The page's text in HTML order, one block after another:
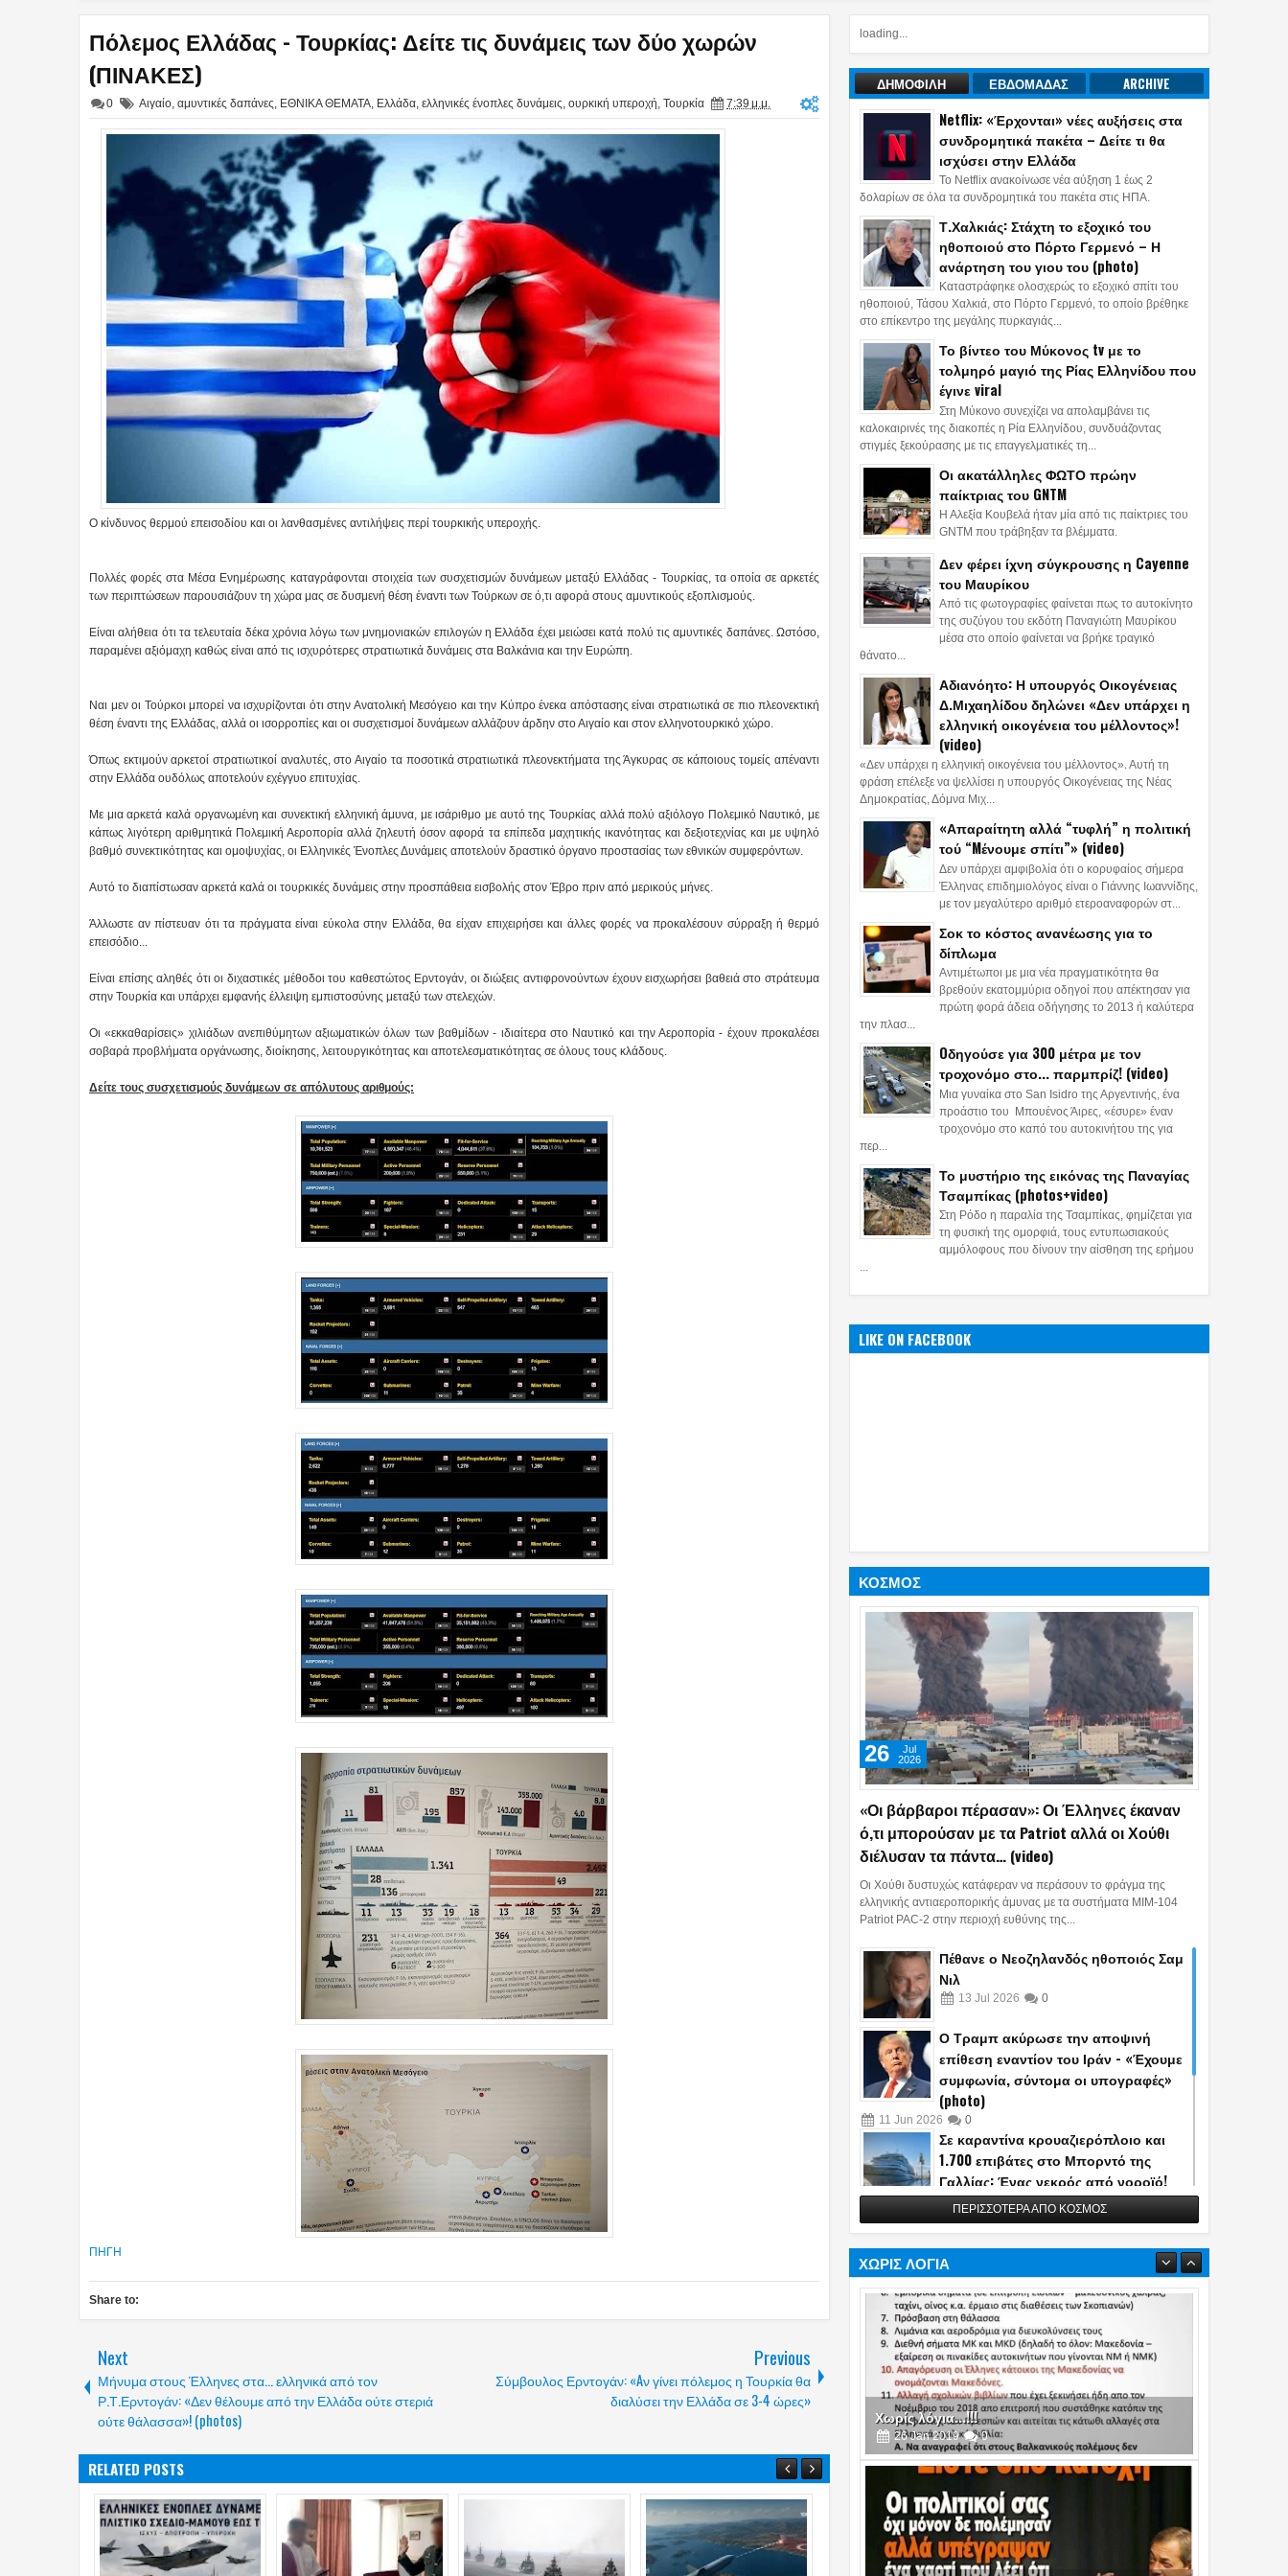
Πόλεμος Ελλάδας - Τουρκίας: Δείτε τις δυνάμεις των δύο χωρών
(ΠΙΝΑΚΕΣ)
0 Αιγαίο αμυντικές δαπάνες ΕΘΝΙΚΑ ΘΕΜΑΤΑ Ελλάδα ελληνικές ένοπλες δυνάμεις ουρκική υπεροχή Τουρκία 7:39 μ.μ.
Ο κίνδυνος θερμού επεισοδίου και οι λανθασμένες αντιλήψεις περί τουρκικής υπεροχής.
Πολλές φορές στα Μέσα Ενημέρωσης καταγράφονται στοιχεία των συσχετισμών δυνάμεων μεταξύ Ελλάδας - Τουρκίας, τα οποία σε αρκετές
των περιπτώσεων παρουσιάζουν τη χώρα μας σε δυσμενή θέση έναντι των Τούρκων σε ό,τι αφορά στους αμυντικούς εξοπλισμούς.
Είναι αλήθεια ότι τα τελευταία δέκα χρόνια λόγω των μνημονιακών επιλογών η Ελλάδα έχει μειώσει κατά πολύ τις αμυντικές δαπάνες. Ωστόσο,
παραμένει αξιόμαχη καθώς είναι από τις ισχυρότερες στρατιωτικά δυνάμεις στα Βαλκάνια και την Ευρώπη.
Ναι μεν οι Τούρκοι μπορεί να ισχυρίζονται ότι στην Ανατολική Μεσόγειο και την Κύπρο ένεκα απόστασης είναι στρατιωτικά σε πιο πλεονεκτική
θέση έναντι της Ελλάδας, αλλά οι ισορροπίες και οι συσχετισμοί δυνάμεων αλλάζουν άρδην στο Αιγαίο και στον ελληνοτουρκικό χώρο.
Όπως εκτιμούν αρκετοί στρατιωτικοί αναλυτές, στο Αιγαίο τα ποσοτικά στρατιωτικά πλεονεκτήματα της Άγκυρας σε κάποιους τομείς απέναντι
στην Ελλάδα ουδόλως αποτελούν εχέγγυο επιτυχίας.
Με μια αρκετά καλά οργανωμένη και συνεκτική ελληνική άμυνα, με ισάριθμο με αυτό της Τουρκίας αλλά πολύ αξιόλογο Πολεμικό Ναυτικό, με
κάπως λιγότερη αριθμητικά Πολεμική Αεροπορία αλλά ζηλευτή όσον αφορά τα επίπεδα μαχητικής ικανότητας και δεξιοτεχνίας και με υψηλό
βαθμό συνεκτικότητας και ομοψυχίας, οι Ελληνικές Ένοπλες Δυνάμεις αποτελούν δραστικό όργανο προστασίας των εθνικών συμφερόντων.
Αυτό το διαπίστωσαν αρκετά καλά οι τουρκικές δυνάμεις στην προσπάθεια εισβολής στον Έβρο πριν από μερικούς μήνες.
Άλλωστε αν πίστευαν ότι τα πράγματα είναι εύκολα στην Ελλάδα, θα είχαν επιχειρήσει και άλλες φορές να προκαλέσουν σύρραξη ή θερμό
επεισόδιο...
Είναι επίσης αληθές ότι οι διχαστικές μέθοδοι του καθεστώτος Ερντογάν, οι διώξεις αντιφρονούντων έχουν εισχωρήσει βαθειά στο στράτευμα
στην Τουρκία και υπάρχει εμφανής έλλειψη εμπιστοσύνης μεταξύ των στελεχών.
Οι «εκκαθαρίσεις» χιλιάδων ανεπιθύμητων αξιωματικών όλων των βαθμίδων - ιδιαίτερα στο Ναυτικό και την Αεροπορία - έχουν προκαλέσει
σοβαρά προβλήματα οργάνωσης, διοίκησης, λειτουργικότητας και αποτελεσματικότητας σε όλους τους κλάδους.
Δείτε τους συσχετισμούς δυνάμεων σε απόλυτους αριθμούς:
ΠΗΓΗ
Share to:
Next
Μήνυμα στους Έλληνες στα... ελληνικά από τον
Ρ.Τ.Ερντογάν: «Δεν θέλουμε από την Ελλάδα ούτε στεριά
ούτε θάλασσα»! (photos)
Previous
Σύμβουλος Ερντογάν: «Aν γίνει πόλεμος η Τουρκία θα
διαλύσει την Ελλάδα σε 3-4 ώρες»
RELATED POSTS
loading...
ΔΗΜΟΦΙΛΗ ΕΒΔΟΜΑΔΑΣ ARCHIVE
Netflix: «Έρχονται» νέες αυξήσεις στα
συνδρομητικά πακέτα – Δείτε τι θα
ισχύσει στην Ελλάδα
Το Netflix ανακοίνωσε νέα αύξηση 1 έως 2
δολαρίων σε όλα τα συνδρομητικά του πακέτα στις ΗΠΑ.
Τ.Χαλκιάς: Στάχτη το εξοχικό του
ηθοποιού στο Πόρτο Γερμενό – Η
ανάρτηση του γιου του (photo)
Καταστράφηκε ολοσχερώς το εξοχικό σπίτι του
ηθοποιού, Τάσου Χαλκιά, στο Πόρτο Γερμενό, το οποίο βρέθηκε
στο επίκεντρο της μεγάλης πυρκαγιάς...
Το βίντεο του Μύκονος tv με το
τολμηρό μαγιό της Ρίας Ελληνίδου που
έγινε viral
Στη Μύκονο συνεχίζει να απολαμβάνει τις
καλοκαιρινές της διακοπές η Ρία Ελληνίδου, συνδυάζοντας
στιγμές ξεκούρασης με τις επαγγελματικές τη...
Οι ακατάλληλες ΦΩΤΟ πρώην
παίκτριας του GNTM
Η Αλεξία Κουβελά ήταν μία από τις παίκτριες του
GNTM που τράβηξαν τα βλέμματα.
Δεν φέρει ίχνη σύγκρουσης η Cayenne
του Μαυρίκου
Από τις φωτογραφίες φαίνεται πως το αυτοκίνητο
της συζύγου του εκδότη Παναγιώτη Μαυρίκου
μέσα στο οποίο φαίνεται να βρήκε τραγικό
θάνατο...
Αδιανόητο: Η υπουργός Οικογένειας
Δ.Μιχαηλίδου δηλώνει «Δεν υπάρχει η
ελληνική οικογένεια του μέλλοντος»!
(video)
«Δεν υπάρχει η ελληνική οικογένεια του μέλλοντος». Αυτή τη
φράση επέλεξε να ψελλίσει η υπουργός Οικογένειας της Νέας
Δημοκρατίας, Δόμνα Μιχ...
«Απαραίτητη αλλά “τυφλή” η πολιτική
τού “Mένουμε σπίτι”» (video)
Δεν υπάρχει αμφιβολία ότι ο κορυφαίος σήμερα
Έλληνας επιδημιολόγος είναι ο Γιάννης Ιωαννίδης,
με τον μεγαλύτερο αριθμό ετεροαναφορών στ...
Σοκ το κόστος ανανέωσης για το
δίπλωμα
Αντιμέτωποι με μια νέα πραγματικότητα θα
βρεθούν εκατομμύρια οδηγοί που απέκτησαν για
πρώτη φορά άδεια οδήγησης το 2013 ή καλύτερα
την πλασ...
Oδηγούσε για 300 μέτρα με τον
τροχονόμο στο... παρμπρίζ! (video)
Μια γυναίκα στο San Isidro της Αργεντινής, ένα
προάστιο του Μπουένος Άιρες, «έσυρε» έναν
τροχονόμο στο καπό του αυτοκινήτου της για
περ...
Το μυστήριο της εικόνας της Παναγίας
Τσαμπίκας (photos+video)
Στη Ρόδο η παραλία της Τσαμπίκας, φημίζεται για
τη φυσική της ομορφιά, τους εντυπωσιακούς
αμμόλοφους που δίνουν την αίσθηση της ερήμου
...
LIKE ON FACEBOOK
ΚΟΣΜΟΣ
«Οι βάρβαροι πέρασαν»: Οι Έλληνες έκαναν
ό,τι μπορούσαν με τα Patriot αλλά οι Χούθι
διέλυσαν τα πάντα… (video)
26
Jul
2026
Οι Χούθι δυστυχώς κατάφεραν να περάσουν το φράγμα της
ελληνικής αντιαεροπορικής άμυνας με τα συστήματα MIM-104
Patriot PAC-2 στην περιοχή ευθύνης της...
Πέθανε ο Νεοζηλανδός ηθοποιός Σαμ
Νιλ
13 Jul 2026 0
Ο Τραμπ ακύρωσε την αποψινή
επίθεση εναντίον του Ιράν - «Έχουμε
συμφωνία, σύντομα οι υπογραφές»
(photo)
11 Jun 2026 0
Σε καραντίνα κρουαζιερόπλοιο και
1.700 επιβάτες στο Μπορντό της
Γαλλίας: Ένας νεκρός από νοροϊό!
13 May 2026 0
Η Τουρκία αποκάλυψε την κατασκευή
Yildirimhan ακτίνας δράσης 6.000 χλμ.!
(video)
May 2026 0
Πυρά στο δείπνο ανταποκριτών του
Λευκού Οίκου - Απομακρύνθηκε ο
Τραμπ
26Apr 2026
ΠΕΡΙΣΣΟΤΕΡΑ ΑΠΟ ΚΟΣΜΟΣ
ΧΩΡΙΣ ΛΟΓΙΑ
Χωρίς λόγια...!!!
26 Jan 2019 0